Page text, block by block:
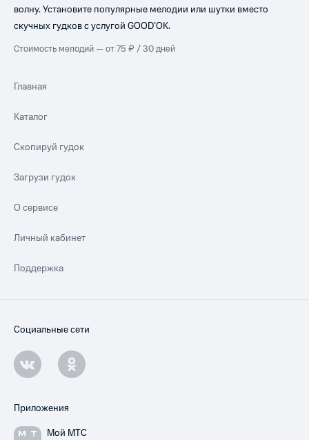
волну. Установите популярные мелодии или шутки вместо
скучных гудков с услугой GOOD’OK.
Стоимость мелодий — от 75 ₽ / 30 дней
Главная
Каталог
Скопируй гудок
Загрузи гудок
О сервисе
Личный кабинет
Поддержка
Социальные сети
Приложения
Мой МТС